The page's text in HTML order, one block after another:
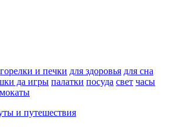
горелки и печки для здоровья для сна
да игры палатки посуда свет часы
и путешествия